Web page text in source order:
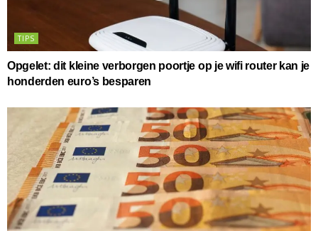
TIPS
Opgelet: dit kleine verborgen poortje op je wifi router kan je
honderden euro’s besparen